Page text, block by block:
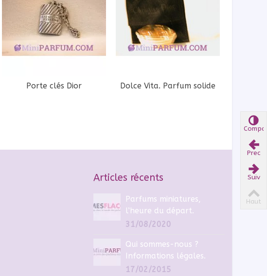
Porte clés Dior Dolce Vita. Parfum solide
Articles récents
Parfums miniatures,
l’heure du départ.
31/08/2020
Qui sommes-nous ?
Informations légales.
17/02/2015
Prec
Suiv
Haut
Prec
Suiv
Haut